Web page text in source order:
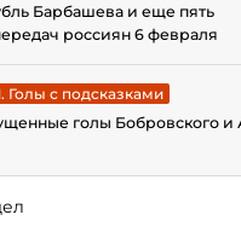
Барбашева и еще пять
россиян 6 февраля
Голы с подсказками
голы Бобровского и